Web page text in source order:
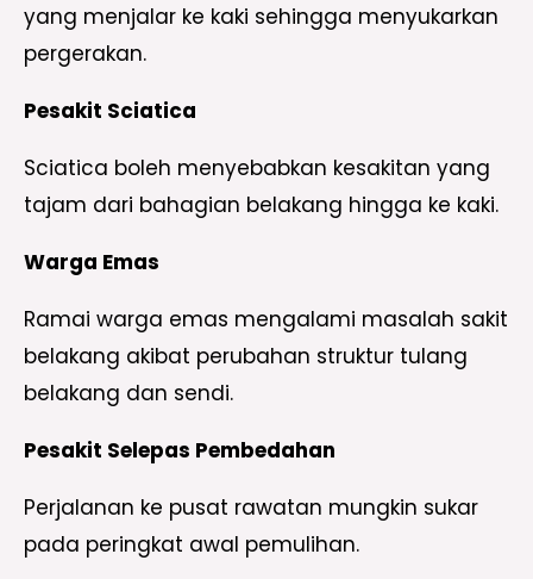
yang menjalar ke kaki sehingga menyukarkan
pergerakan.
Pesakit Sciatica
Sciatica boleh menyebabkan kesakitan yang
tajam dari bahagian belakang hingga ke kaki.
Warga Emas
Ramai warga emas mengalami masalah sakit
belakang akibat perubahan struktur tulang
belakang dan sendi.
Pesakit Selepas Pembedahan
Perjalanan ke pusat rawatan mungkin sukar
pada peringkat awal pemulihan.